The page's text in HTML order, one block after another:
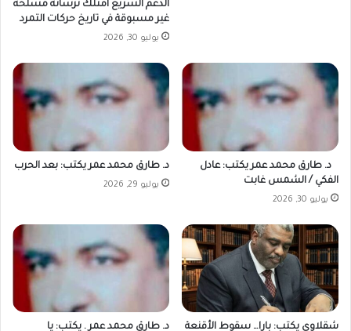
الدعم السريع امتلك ترسانة مسلحة
غير مسبوقة في تاريخ حركات التمرد
يوليو 30, 2026
د. طارق محمد عمر يكتب: عادل
الفكي / الشمس غابت
يوليو 30, 2026
د. طارق محمد عمر يكتب: بعد الحرب
يوليو 29, 2026
شقلاوي يكتب: بارا… سقوط الأقنعة د. طارق محمد عمر . يكتب: يا